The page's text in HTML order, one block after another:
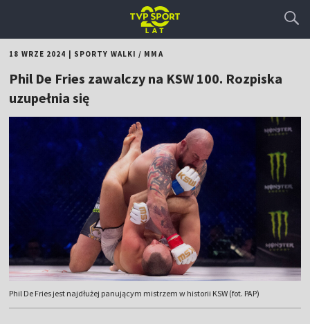
18 WRZE 2024 SPORTY WALKI / MMA
Phil De Fries zawalczy na KSW 100. Rozpiska
uzupełnia się
Phil De Fries jest najdłużej panującym mistrzem w historii KSW (fot. PAP)